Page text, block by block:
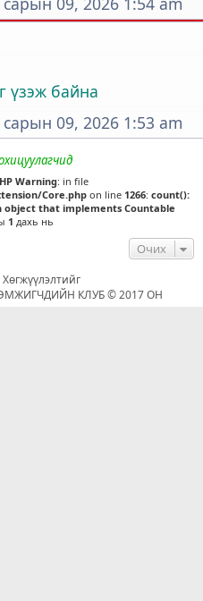
үзэж байна
09, 2026 1:53 am
Warning: in file
Core.phpon line 1266: count():
that implements Countable
1 дахь нь
Очих
КЛУБ © 2017 ОН